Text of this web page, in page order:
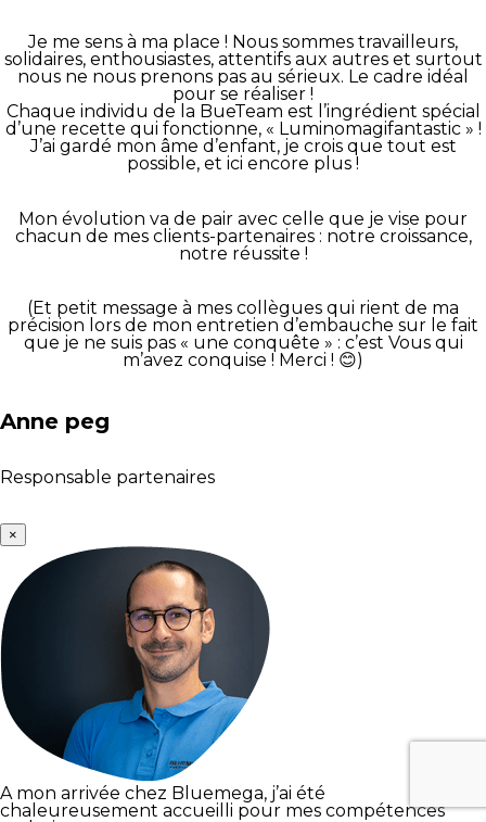
Je me sens à ma place ! Nous sommes travailleurs,
solidaires, enthousiastes, attentifs aux autres et surtout
nous ne nous prenons pas au sérieux. Le cadre idéal
pour se réaliser !
Chaque individu de la BueTeam est l’ingrédient spécial
d’une recette qui fonctionne, « Luminomagifantastic » !
J’ai gardé mon âme d’enfant, je crois que tout est
possible, et ici encore plus !
Mon évolution va de pair avec celle que je vise pour
chacun de mes clients-partenaires : notre croissance,
notre réussite !
(Et petit message à mes collègues qui rient de ma
précision lors de mon entretien d’embauche sur le fait
que je ne suis pas « une conquête » : c’est Vous qui
m’avez conquise ! Merci ! 😊)
Anne peg
Responsable partenaires
×
A mon arrivée chez Bluemega, j’ai été
chaleureusement accueilli pour mes compétences